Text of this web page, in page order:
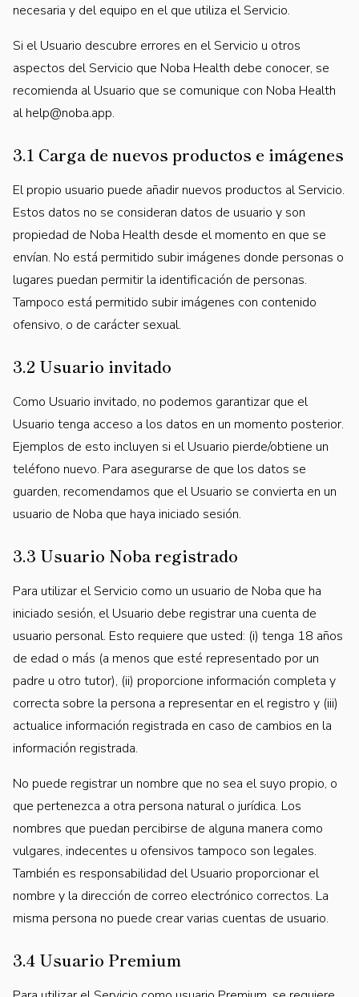
necesaria y del equipo en el que utiliza el Servicio.
Si el Usuario descubre errores en el Servicio u otros
aspectos del Servicio que Noba Health debe conocer, se
recomienda al Usuario que se comunique con Noba Health
al help@noba.app.
3.1 Carga de nuevos productos e imágenes
El propio usuario puede añadir nuevos productos al Servicio.
Estos datos no se consideran datos de usuario y son
propiedad de Noba Health desde el momento en que se
envían. No está permitido subir imágenes donde personas o
lugares puedan permitir la identificación de personas.
Tampoco está permitido subir imágenes con contenido
ofensivo, o de carácter sexual.
3.2 Usuario invitado
Como Usuario invitado, no podemos garantizar que el
Usuario tenga acceso a los datos en un momento posterior.
Ejemplos de esto incluyen si el Usuario pierde/obtiene un
teléfono nuevo. Para asegurarse de que los datos se
guarden, recomendamos que el Usuario se convierta en un
usuario de Noba que haya iniciado sesión.
3.3 Usuario Noba registrado
Para utilizar el Servicio como un usuario de Noba que ha
iniciado sesión, el Usuario debe registrar una cuenta de
usuario personal. Esto requiere que usted: (i) tenga 18 años
de edad o más (a menos que esté representado por un
padre u otro tutor), (ii) proporcione información completa y
correcta sobre la persona a representar en el registro y (iii)
actualice información registrada en caso de cambios en la
información registrada.
No puede registrar un nombre que no sea el suyo propio, o
que pertenezca a otra persona natural o jurídica. Los
nombres que puedan percibirse de alguna manera como
vulgares, indecentes u ofensivos tampoco son legales.
También es responsabilidad del Usuario proporcionar el
nombre y la dirección de correo electrónico correctos. La
misma persona no puede crear varias cuentas de usuario.
3.4 Usuario Premium